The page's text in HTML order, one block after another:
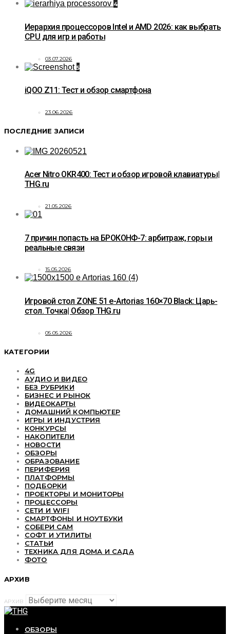
4
Иерархия процессоров Intel и AMD 2026: как выбрать
CPU для игр и работы
03.07.2026
5
iQOO Z11: Тест и обзор смартфона
23.06.2026
ПОСЛЕДНИЕ ЗАПИСИ
Acer Nitro OKR400: Тест и обзор игровой клавиатуры|
THG.ru
21.05.2026
7 причин попасть на БРОКОНФ-7: арбитраж, горы и
реальные связи
15.05.2026
Игровой стол ZONE 51 e-Artorias 160×70 Black: Царь-
стол. Точка| Обзор THG.ru
05.05.2026
КАТЕГОРИИ
4G
АУДИО И ВИДЕО
БЕЗ РУБРИКИ
БИЗНЕС И РЫНОК
ВИДЕОКАРТЫ
ДОМАШНИЙ КОМПЬЮТЕР
ИГРЫ И ИНДУСТРИЯ
КОНКУРСЫ
НАКОПИТЕЛИ
НОВОСТИ
ОБЗОРЫ
ОБРАЗОВАНИЕ
ПЕРИФЕРИЯ
ПЛАТФОРМЫ
ПОДБОРКИ
ПРОЕКТОРЫ И МОНИТОРЫ
ПРОЦЕССОРЫ
СЕТИ И WIFI
СМАРТФОНЫ И НОУТБУКИ
СОБЕРИ САМ
СОФТ И УТИЛИТЫ
СТАТЬИ
ТЕХНИКА ДЛЯ ДОМА И САДА
ФОТО
АРХИВ
АРХИВ
ОБЗОРЫ